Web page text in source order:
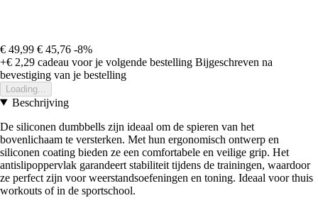
€ 49,99 € 45,76 -8%
+€ 2,29 cadeau voor je volgende bestelling Bijgeschreven na
bevestiging van je bestelling
Loading...
Beschrijving
De siliconen dumbbells zijn ideaal om de spieren van het
bovenlichaam te versterken. Met hun ergonomisch ontwerp en
siliconen coating bieden ze een comfortabele en veilige grip. Het
antislipoppervlak garandeert stabiliteit tijdens de trainingen, waardoor
ze perfect zijn voor weerstandsoefeningen en toning. Ideaal voor thuis
workouts of in de sportschool.